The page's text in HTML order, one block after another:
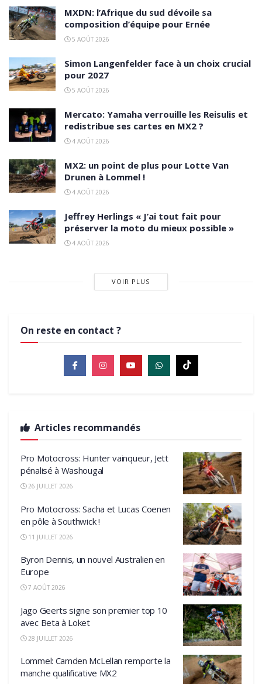
MXDN: l’Afrique du sud dévoile sa
composition d’équipe pour Ernée
5 AOÛT 2026
Simon Langenfelder face à un choix crucial
pour 2027
5 AOÛT 2026
Mercato: Yamaha verrouille les Reisulis et
redistribue ses cartes en MX2 ?
4 AOÛT 2026
MX2: un point de plus pour Lotte Van
Drunen à Lommel !
4 AOÛT 2026
Jeffrey Herlings « J’ai tout fait pour
préserver la moto du mieux possible »
4 AOÛT 2026
VOIR PLUS
On reste en contact ?
Articles recommandés
Pro Motocross: Hunter vainqueur, Jett
pénalisé à Washougal
26 JUILLET 2026
Pro Motocross: Sacha et Lucas Coenen
en pôle à Southwick !
11 JUILLET 2026
Byron Dennis, un nouvel Australien en
Europe
7 AOÛT 2026
Jago Geerts signe son premier top 10
avec Beta à Loket
28 JUILLET 2026
Lommel: Camden McLellan remporte la
manche qualificative MX2